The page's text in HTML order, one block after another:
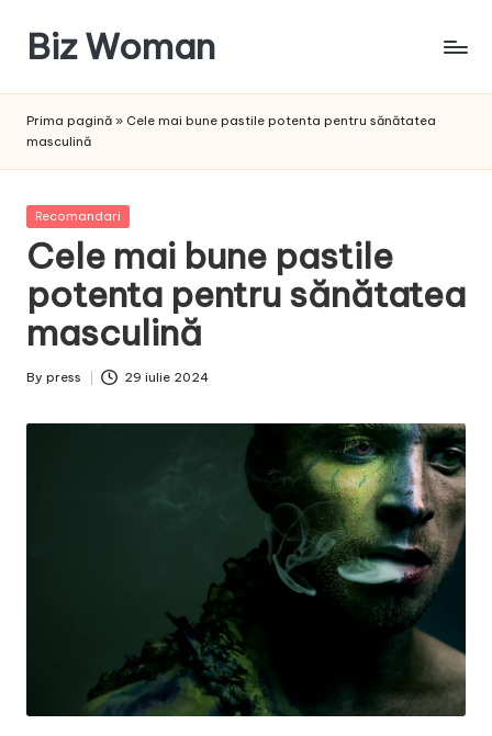
content
Biz Woman
succesul
Prima pagină » Cele mai bune pastile potenta pentru sănătatea
masculină
Posted
Recomandari
Cele mai bune pastile
potenta pentru sănătatea
masculină
Posted
By press 29 iulie 2024